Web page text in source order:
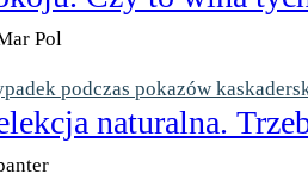
Pol
podczas pokazów
naturalna.